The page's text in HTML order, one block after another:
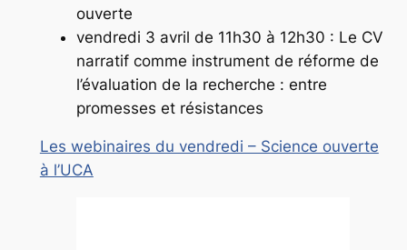
ouverte
vendredi 3 avril de 11h30 à 12h30 : Le CV
narratif comme instrument de réforme de
l’évaluation de la recherche : entre
promesses et résistances
Les webinaires du vendredi – Science ouverte
à l’UCA